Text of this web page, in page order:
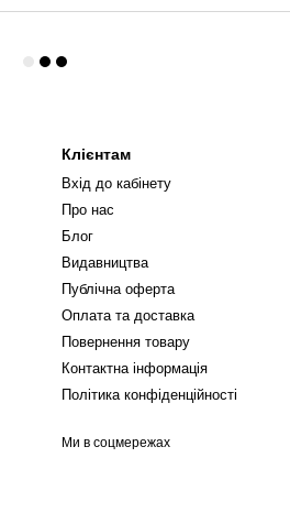
Клієнтам
Вхід до кабінету
Про нас
Блог
Видавництва
Публічна оферта
Оплата та доставка
Повернення товару
Контактна інформація
Політика конфіденційності
Ми в соцмережах